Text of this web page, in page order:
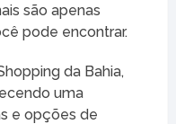
são apenas
pode encontrar.
da Bahia,
uma
e opções de